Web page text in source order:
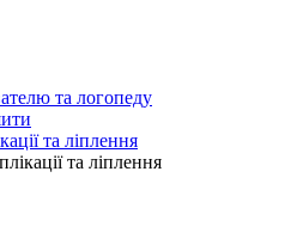
та логопеду
та ліплення
та ліплення